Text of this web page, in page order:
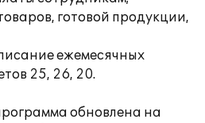
готовой продукции,
ежемесячных
25, 26, 20.
обновлена на